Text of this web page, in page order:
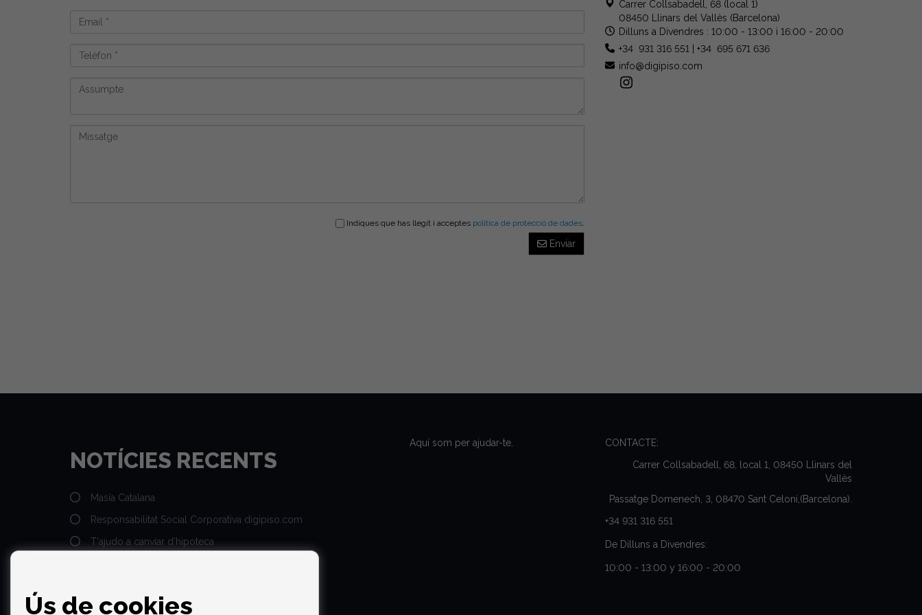
Indiques que has llegit i acceptes política de protecció de dades.
Enviar
Carrer Collsabadell, 68 (local 1)
08450 Llinars del Vallès (Barcelona)
Dilluns a Divendres : 10:00 - 13:00 i 16:00 - 20:00
+34 931 316 551
+34 695 671 636
info@digipiso.com
NOTÍCIES RECENTS
Masía Catalana
Responsabilitat Social Corporativa digipiso.com
T'ajudo a canviar d'hipoteca
Aquí som per ajudar-te.
CONTACTE:
Carrer Collsabadell, 68, local 1, 08450 Llinars del
Vallès
Passatge Domenech, 3, 08470 Sant Celoni,(Barcelona).
+34 931 316 551
De Dilluns a Divendres:
10:00 - 13:00 y 16:00 - 20:00
Ús de cookies